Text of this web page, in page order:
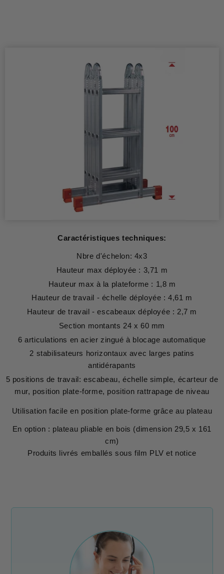
Caractéristiques techniques:
Nbre d'échelon: 4x3
Hauteur max déployée : 3,71 m
Hauteur max à la plateforme : 1,8 m
Hauteur de travail - échelle déployée : 4,61 m
Hauteur de travail - escabeaux déployée : 2,7 m
Section montants 24 x 60 mm
6 articulations en acier zingué à blocage automatique
2 stabilisateurs horizontaux avec larges patins
antidérapants
5 positions de travail: escabeau, échelle simple, écarteur de
mur, position plate-forme, position rattrapage de niveau
Utilisation facile en position plate-forme grâce au plateau
En option : plateau pliable en bois (dimension 29,5 x 161
cm)
Produits livrés emballés sous film PLV et notice